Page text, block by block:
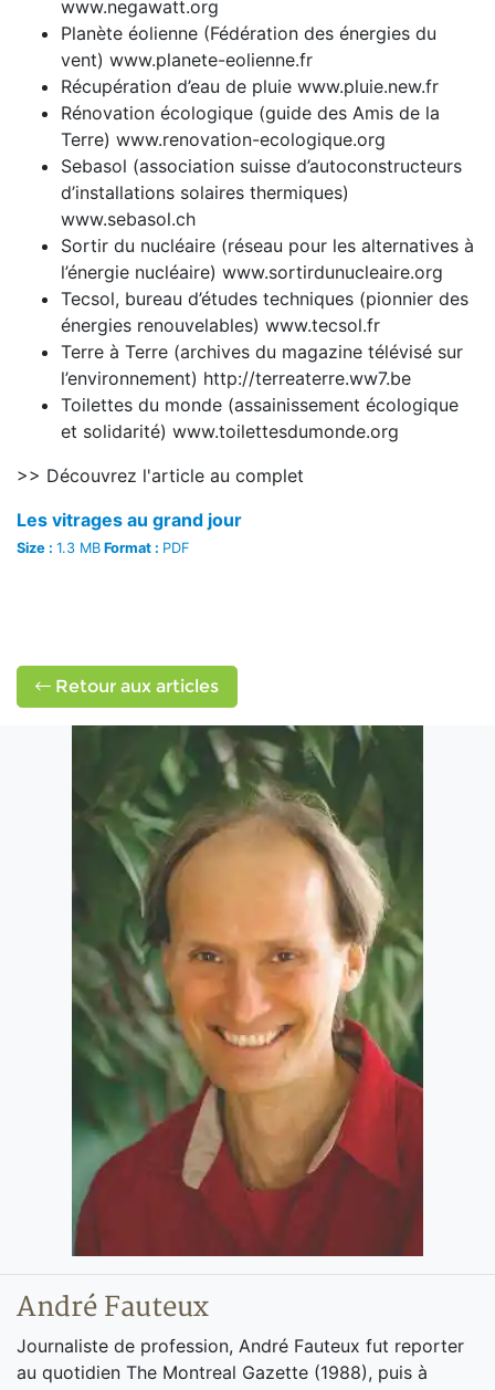
www.negawatt.org
Planète éolienne (Fédération des énergies du
vent) www.planete-eolienne.fr
Récupération d’eau de pluie www.pluie.new.fr
Rénovation écologique (guide des Amis de la
Terre) www.renovation-ecologique.org
Sebasol (association suisse d’autoconstructeurs
d’installations solaires thermiques)
www.sebasol.ch
Sortir du nucléaire (réseau pour les alternatives à
l’énergie nucléaire) www.sortirdunucleaire.org
Tecsol, bureau d’études techniques (pionnier des
énergies renouvelables) www.tecsol.fr
Terre à Terre (archives du magazine télévisé sur
l’environnement) http://terreaterre.ww7.be
Toilettes du monde (assainissement écologique
et solidarité) www.toilettesdumonde.org
>> Découvrez l'article au complet
Les vitrages au grand jour
Size : 1.3 MB Format : PDF
Retour aux articles
André Fauteux
Journaliste de profession, André Fauteux fut reporter
au quotidien The Montreal Gazette (1988), puis à